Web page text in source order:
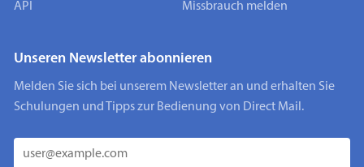
API Missbrauch melden
Unseren Newsletter abonnieren
Melden Sie sich bei unserem Newsletter an und erhalten Sie
Schulungen und Tipps zur Bedienung von Direct Mail.